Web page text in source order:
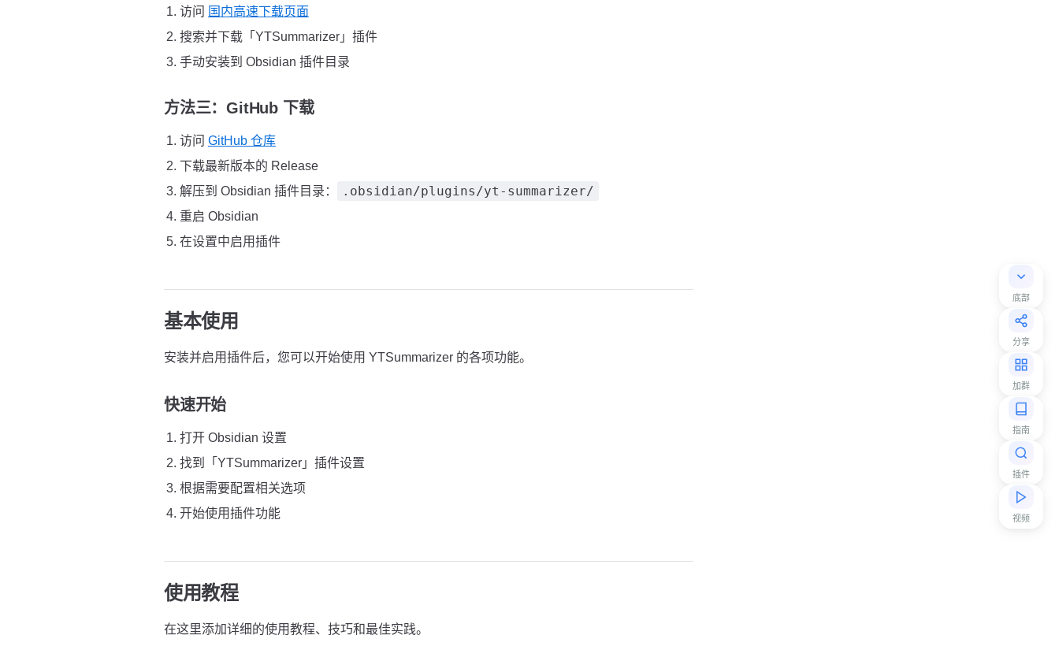
底部
分享
加群
指南
插件
视频
访问 国内高速下载页面
搜索并下载「YTSummarizer」插件
手动安装到 Obsidian 插件目录
方法三：GitHub 下载
访问 GitHub 仓库
下载最新版本的 Release
解压到 Obsidian 插件目录：
.obsidian/plugins/yt-summarizer/
重启 Obsidian
在设置中启用插件
基本使用
安装并启用插件后，您可以开始使用 YTSummarizer 的各项功能。
快速开始
打开 Obsidian 设置
找到「YTSummarizer」插件设置
根据需要配置相关选项
开始使用插件功能
使用教程
在这里添加详细的使用教程、技巧和最佳实践。